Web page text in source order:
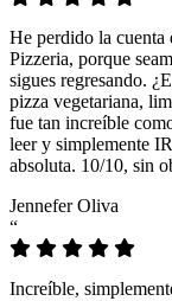
He perdido la cuenta
Pizzeria, porque
sigues regresando.
pizza vegetariana,
fue tan increíble
leer y simplemente
absoluta. 10/10, sin
Jennefer Oliva
“
Increíble,